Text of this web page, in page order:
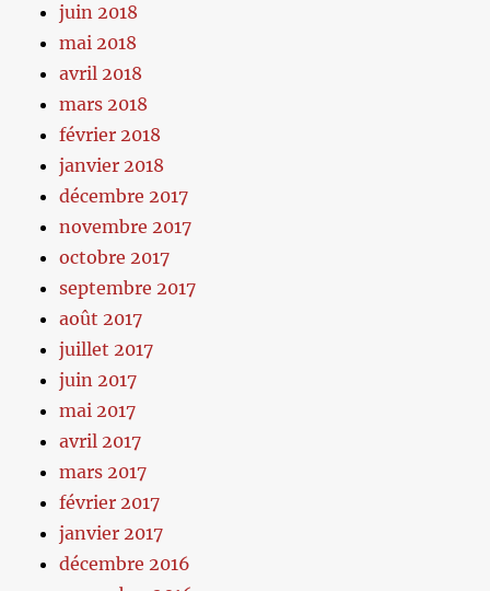
juin 2018
mai 2018
avril 2018
mars 2018
février 2018
janvier 2018
décembre 2017
novembre 2017
octobre 2017
septembre 2017
août 2017
juillet 2017
juin 2017
mai 2017
avril 2017
mars 2017
février 2017
janvier 2017
décembre 2016